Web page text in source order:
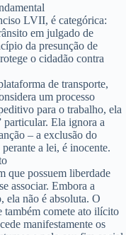
LVII, é categórica:
em julgado de
da presunção de
o cidadão contra
de transporte,
um processo
para o trabalho, ela
particular. Ela ignora a
– a exclusão do
a lei, é inocente.
que possuem liberdade
associar. Embora a
ela não é absoluta. O
comete ato ilícito
manifestamente os